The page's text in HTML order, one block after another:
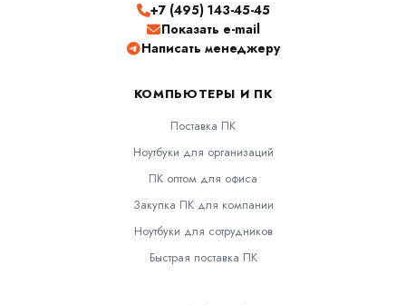
+7 (495) 143-45-45
Показать e-mail
Написать менеджеру
КОМПЬЮТЕРЫ И ПК
Поставка ПК
Ноутбуки для организаций
ПК оптом для офиса
Закупка ПК для компании
Ноутбуки для сотрудников
Быстрая поставка ПК